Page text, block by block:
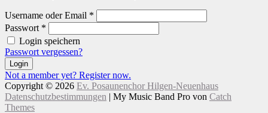
Username oder Email *
Passwort *
Login speichern
Passwort vergessen?
Login
Not a member yet? Register now.
Copyright © 2026 Ev. Posaunenchor Hilgen-Neuenhaus
Datenschutzbestimmungen | My Music Band Pro von Catch
Themes